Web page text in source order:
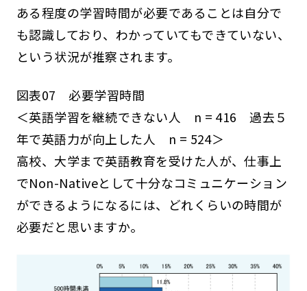
ある程度の学習時間が必要であることは自分で
も認識しており、わかっていてもできていない、
という状況が推察されます。
図表07 必要学習時間
＜英語学習を継続できない人 n = 416 過去５
年で英語力が向上した人 n = 524＞
高校、大学まで英語教育を受けた人が、仕事上
でNon-Nativeとして十分なコミュニケーション
ができるようになるには、どれくらいの時間が
必要だと思いますか。